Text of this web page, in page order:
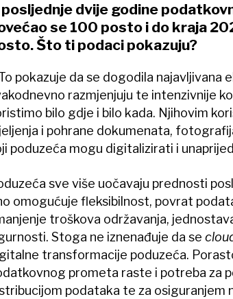
posljednje dvije godine
se 100 posto i do kraja
Što ti podaci pokazuju?
pokazuje da se dogodila najavljivana
razmjenjuju te intenzivnije
bilo gdje i bilo kada. Njihovim
i pohrane dokumenata,
poduzeća mogu digitalizirati i
sve više uočavaju prednosti
omogućuje fleksibilnost, povrat
troškova održavanja,
Stoga ne iznenađuje da se
transformacije poduzeća.
prometa raste i potreba za
podataka te za osiguranjem